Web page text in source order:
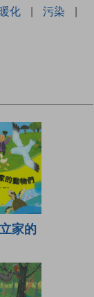
化 | 污染
|
家的